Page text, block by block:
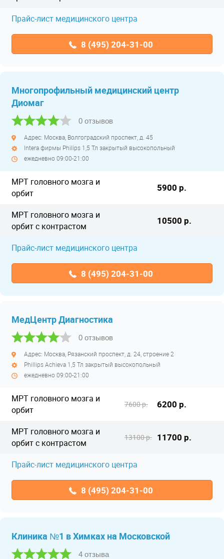
Прайс-лист медицинского центра
8 (495) 204-31-00
Многопрофильный медицинский центр
Диомаг
0 отзывов
Адрес: Москва, Волгоградский проспект, д. 45
Intera фирмы Philips 1,5 Тл закрытый высокопольный
ежедневно 09:00-21:00
МРТ головного мозга и
орбит
5900 р.
МРТ головного мозга и
орбит с контрастом
10500 р.
Прайс-лист медицинского центра
8 (495) 204-31-00
МедЦентр Диагностика
0 отзывов
Адрес: Москва, Рязанский проспект, д. 24, строение 2
Phillips Achieva 1,5 Тл закрытый высокопольный
ежедневно 09:00-21:00
МРТ головного мозга и
орбит
7600 р. 6200 р.
МРТ головного мозга и
орбит с контрастом
13100 р. 11700 р.
Прайс-лист медицинского центра
8 (495) 204-31-00
Клиника №1 в Химках на Московской
4 отзыва